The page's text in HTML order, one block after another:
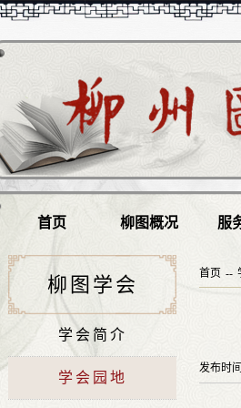
首页 柳图概况 服
柳图学会
学会简介
学会园地
首页 --
发布时